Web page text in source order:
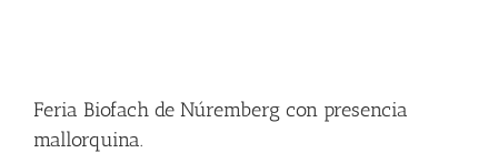
Feria Biofach de Núremberg con presencia
mallorquina.